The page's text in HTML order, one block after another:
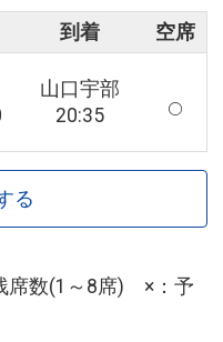
到着 空席
山口宇部
20:35
る
席数(1～8席) ×：予